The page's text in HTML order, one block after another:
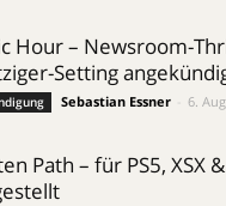
Hour – Newsroom-
Setting
Sebastian Essner 6.
Path – für PS5, XSX